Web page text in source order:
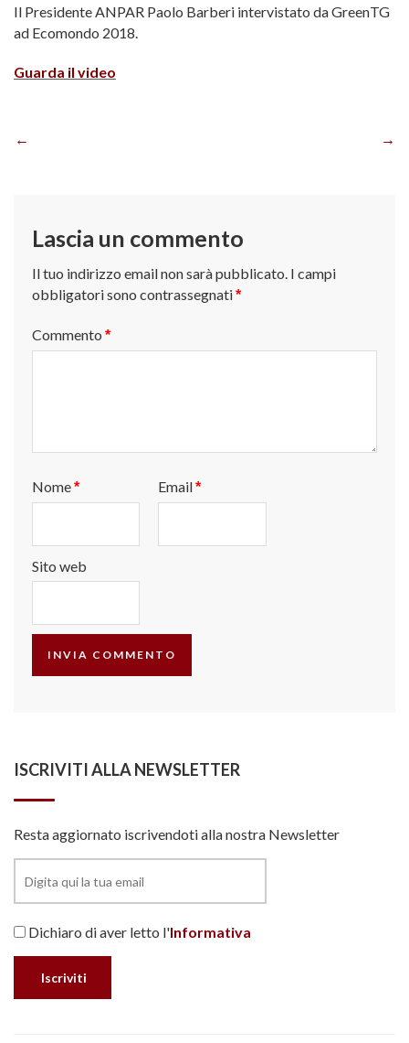
Il Presidente ANPAR Paolo Barberi intervistato da GreenTG
ad Ecomondo 2018.
Guarda il video
Navigazione
Lascia un commento
Il tuo indirizzo email non sarà pubblicato. I campi
obbligatori sono contrassegnati*
Commento *
Nome* Email*
Sito web
ISCRIVITI ALLA NEWSLETTER
Resta aggiornato iscrivendoti alla nostra Newsletter
Dichiaro di aver letto l'Informativa